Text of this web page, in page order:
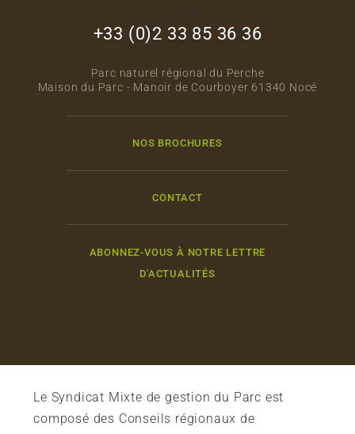
+33 (0)2 33 85 36 36
Parc naturel régional du Perche
Maison du Parc - Manoir de Courboyer 61340 Nocé
NOS BROCHURES
CONTACT
ABONNEZ-VOUS À NOTRE LETTRE
D'ACTUALITÉS
Le Syndicat Mixte de gestion du Parc est
composé des Conseils régionaux de